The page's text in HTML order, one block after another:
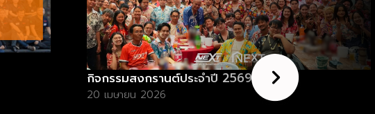
กิจกรรมสงกรานต์ประจำปี 2569
20 เมษายน 2026